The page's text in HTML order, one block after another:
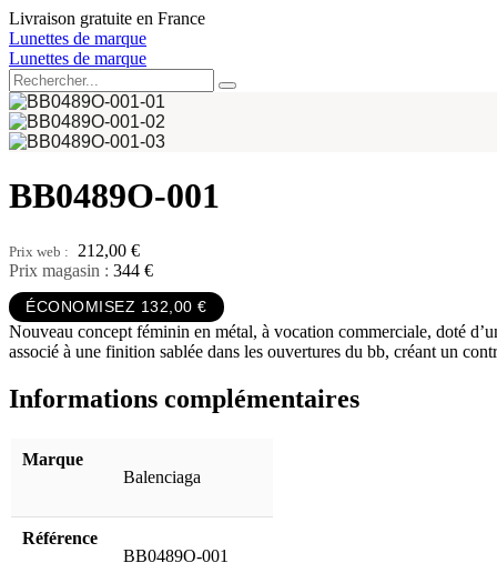
Aller
au
contenu
Livraison gratuite en France
Lunettes de marque
Lunettes de marque
BB0489O-001
212,00 €
Prix magasin : 344 €
ÉCONOMISEZ 132,00 €
Nouveau concept féminin en métal, à vocation commerciale, doté
associé à une finition sablée dans les ouvertures du bb, créant un
Informations complémentaires
Référence
BB0489O-001
Marque
Balenciaga